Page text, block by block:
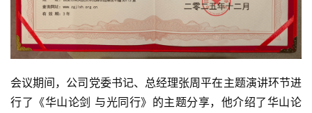
会议期间，公司党委书记、总经理张周平在主题演讲环节进
行了《华山论剑 与光同行》的主题分享，他介绍了华山论